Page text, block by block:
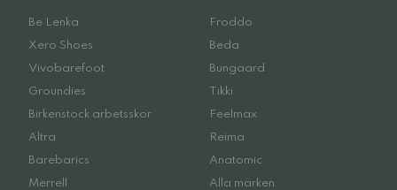
Be Lenka
Froddo
Xero Shoes
Beda
Vivobarefoot
Bungaard
Groundies
Tikki
Birkenstock arbetsskor
Feelmax
Altra
Reima
Barebarics
Anatomic
Merrell
Alla märken